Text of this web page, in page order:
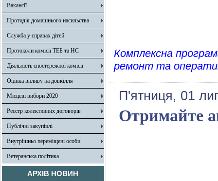
Вакансії
Протидія домашнього насильства
Служба у справах дітей
Протоколи комісії ТЕБ та НС
Діяльність спостережної комісії
Оцінка впливу на довкілля
Місцеві вибори 2020
Реєстр колективних договорів
Публічні закупівлі
Внутрішньо переміщені особи
Ветеранська політика
АРХІВ НОВИН
Комплексна
ремонт та
П'ятниця, 01
Отримайте